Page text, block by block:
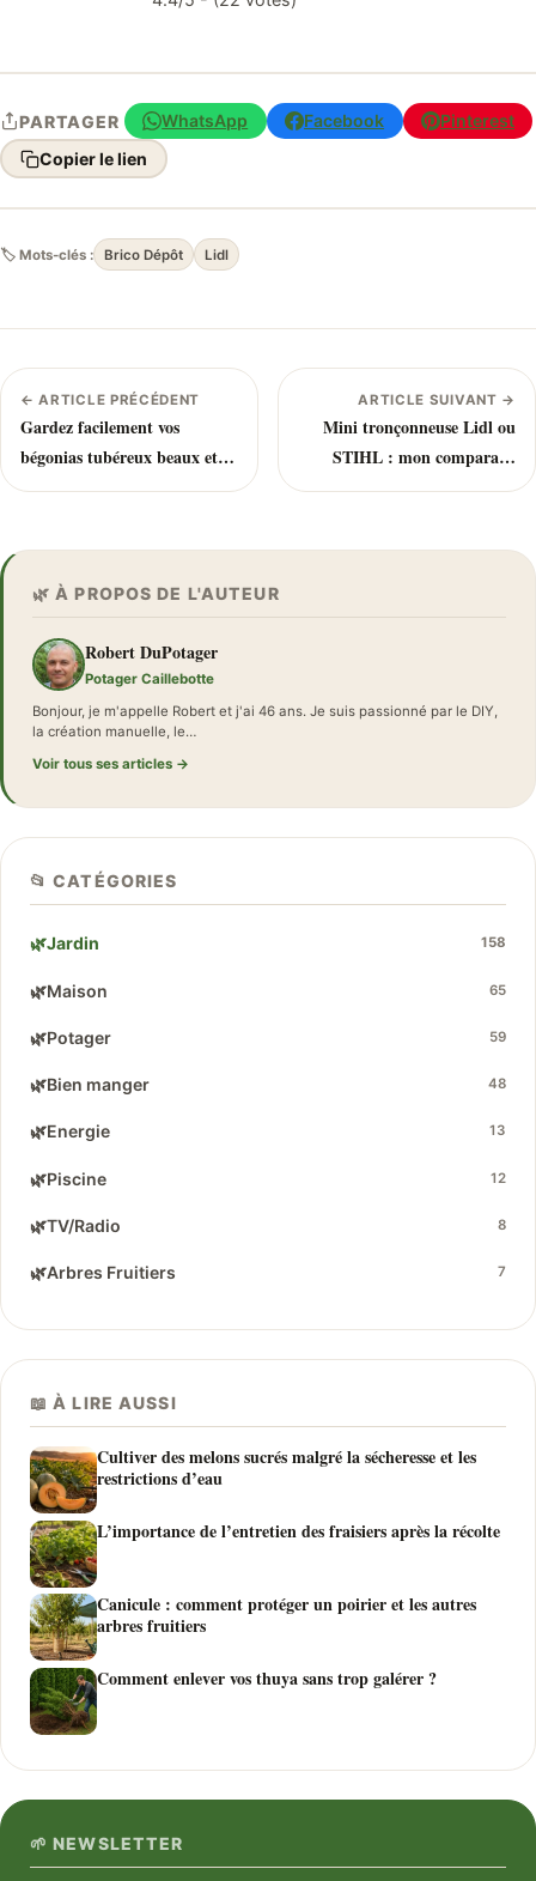
PARTAGER WhatsApp Facebook
Pinterest
Copier le lien
🏷 Mots-clés : Brico Dépôt Lidl
← ARTICLE PRÉCÉDENT
Gardez facilement vos
bégonias tubéreux beaux et
sains cet l’hiver
ARTICLE SUIVANT →
Mini tronçonneuse Lidl ou
STIHL : mon comparatif
après 2 ans d’utilisation
🌿 À PROPOS DE L'AUTEUR
Robert DuPotager
Potager Caillebotte
Bonjour, je m'appelle Robert et j'ai 46 ans. Je suis passionné par le DIY,
la création manuelle, le…
Voir tous ses articles →
📂 CATÉGORIES
🌿Jardin 158
🌿Maison 65
🌿Potager 59
🌿Bien manger 48
🌿Energie 13
🌿Piscine 12
🌿TV/Radio 8
🌿Arbres Fruitiers 7
📖 À LIRE AUSSI
Cultiver des melons sucrés malgré la sécheresse et les
restrictions d’eau
L’importance de l’entretien des fraisiers après la récolte
Canicule : comment protéger un poirier et les autres
arbres fruitiers
Comment enlever vos thuya sans trop galérer ?
🌱 NEWSLETTER